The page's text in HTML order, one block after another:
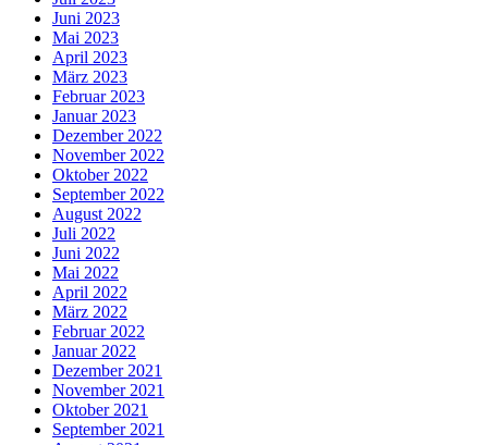
Juni 2023
Mai 2023
April 2023
März 2023
Februar 2023
Januar 2023
Dezember 2022
November 2022
Oktober 2022
September 2022
August 2022
Juli 2022
Juni 2022
Mai 2022
April 2022
März 2022
Februar 2022
Januar 2022
Dezember 2021
November 2021
Oktober 2021
September 2021